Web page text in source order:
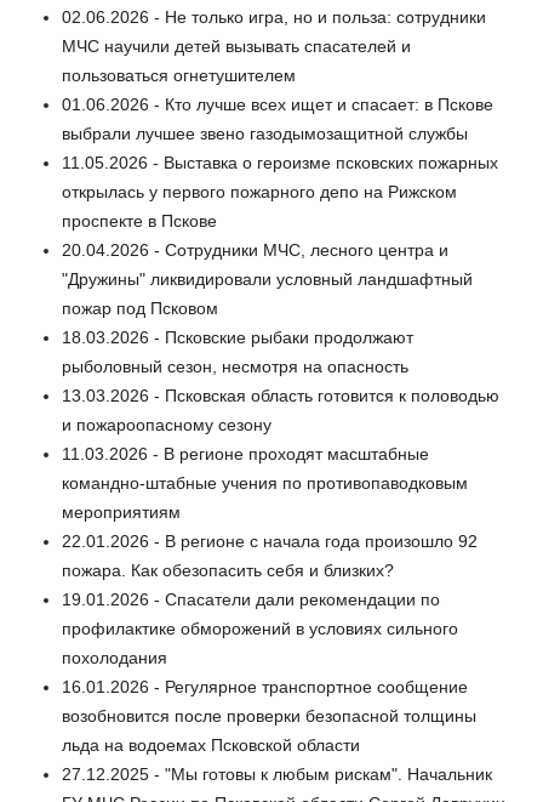
02.06.2026 - Не только игра, но и польза: сотрудники
МЧС научили детей вызывать спасателей и
пользоваться огнетушителем
01.06.2026 - Кто лучше всех ищет и спасает: в Пскове
выбрали лучшее звено газодымозащитной службы
11.05.2026 - Выставка о героизме псковских пожарных
открылась у первого пожарного депо на Рижском
проспекте в Пскове
20.04.2026 - Сотрудники МЧС, лесного центра и
"Дружины" ликвидировали условный ландшафтный
пожар под Псковом
18.03.2026 - Псковские рыбаки продолжают
рыболовный сезон, несмотря на опасность
13.03.2026 - Псковская область готовится к половодью
и пожароопасному сезону
11.03.2026 - В регионе проходят масштабные
командно-штабные учения по противопаводковым
мероприятиям
22.01.2026 - В регионе с начала года произошло 92
пожара. Как обезопасить себя и близких?
19.01.2026 - Спасатели дали рекомендации по
профилактике обморожений в условиях сильного
похолодания
16.01.2026 - Регулярное транспортное сообщение
возобновится после проверки безопасной толщины
льда на водоемах Псковской области
27.12.2025 - "Мы готовы к любым рискам". Начальник